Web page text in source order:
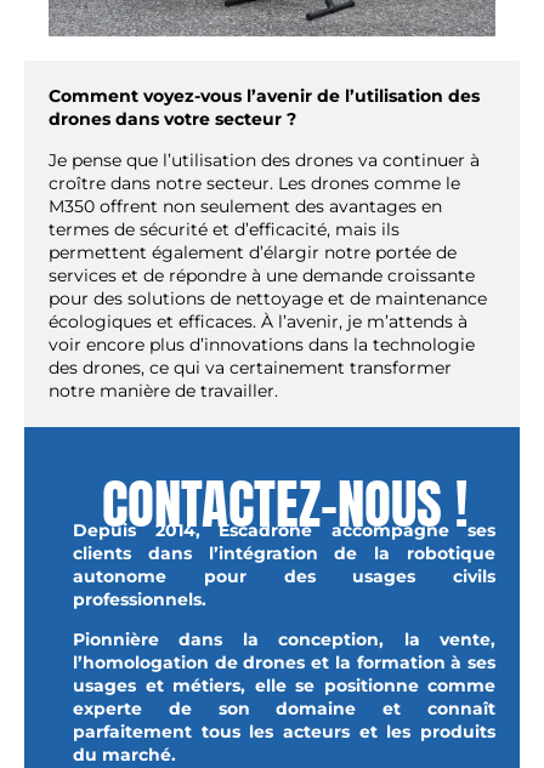
Comment voyez-vous l’avenir de l’utilisation des
drones dans votre secteur ?
Je pense que l’utilisation des drones va continuer à
croître dans notre secteur. Les drones comme le
M350 offrent non seulement des avantages en
termes de sécurité et d’efficacité, mais ils
permettent également d’élargir notre portée de
services et de répondre à une demande croissante
pour des solutions de nettoyage et de maintenance
écologiques et efficaces. À l’avenir, je m’attends à
voir encore plus d’innovations dans la technologie
des drones, ce qui va certainement transformer
notre manière de travailler.
CONTACTEZ-NOUS !
Depuis 2014, Escadrone accompagne ses
clients dans l’intégration de la robotique
autonome pour des usages civils
professionnels.
Pionnière dans la conception, la vente,
l’homologation de drones et la formation à ses
usages et métiers, elle se positionne comme
experte de son domaine et connaît
parfaitement tous les acteurs et les produits
du marché.